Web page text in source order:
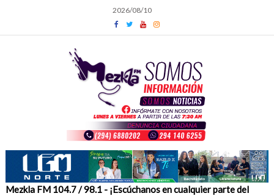
content
2026/08/10
Mezkla FM 104.7 / 98.1 - ¡Escúchanos en cualquier parte del